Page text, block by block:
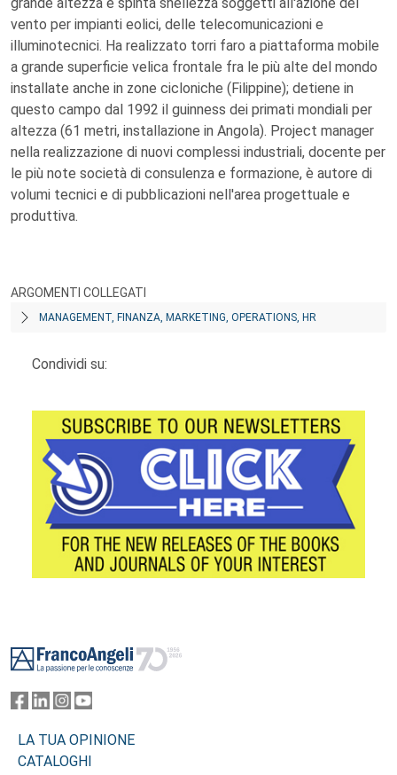
vento per impianti eolici, delle telecomunicazioni e
illuminotecnici. Ha realizzato torri faro a piattaforma mobile
a grande superficie velica frontale fra le più alte del mondo
installate anche in zone cicloniche (Filippine); detiene in
questo campo dal 1992 il guinness dei primati mondiali per
altezza (61 metri, installazione in Angola). Project manager
nella realizzazione di nuovi complessi industriali, docente per
le più note società di consulenza e formazione, è autore di
volumi tecnici e di pubblicazioni nell'area progettuale e
produttiva.
ARGOMENTI COLLEGATI
MANAGEMENT, FINANZA, MARKETING, OPERATIONS, HR
Condividi su:
LA TUA OPINIONE
CATALOGHI